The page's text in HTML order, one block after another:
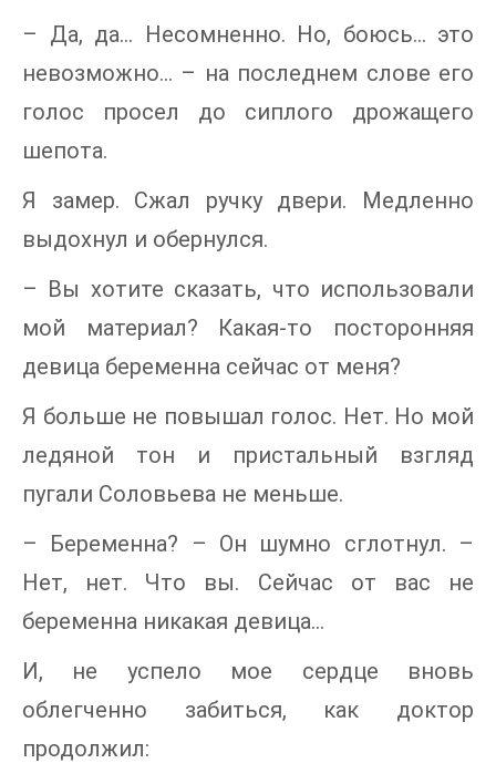
– Да, да… Несомненно. Но, боюсь… это
невозможно… – на последнем слове его
голос просел до сиплого дрожащего
шепота.
Я замер. Сжал ручку двери. Медленно
выдохнул и обернулся.
– Вы хотите сказать, что использовали
мой материал? Какая-то посторонняя
девица беременна сейчас от меня?
Я больше не повышал голос. Нет. Но мой
ледяной тон и пристальный взгляд
пугали Соловьева не меньше.
– Беременна? – Он шумно сглотнул. –
Нет, нет. Что вы. Сейчас от вас не
беременна никакая девица…
И, не успело мое сердце вновь
облегченно забиться, как доктор
продолжил: